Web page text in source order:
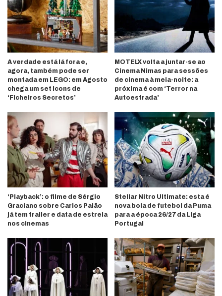
A verdade está lá fora e,
agora, também pode ser
montada em LEGO: em Agosto
chega um set Icons de
‘Ficheiros Secretos’
MOTELX volta a juntar-se ao
Cinema Nimas para sessões
de cinema à meia-noite: a
próxima é com ‘Terror na
Autoestrada’
‘Playback’: o filme de Sérgio
Graciano sobre Carlos Paião
já tem trailer e data de estreia
nos cinemas
Stellar Nitro Ultimate: esta é
nova bola de futebol da Puma
para a época 26/27 da Liga
Portugal